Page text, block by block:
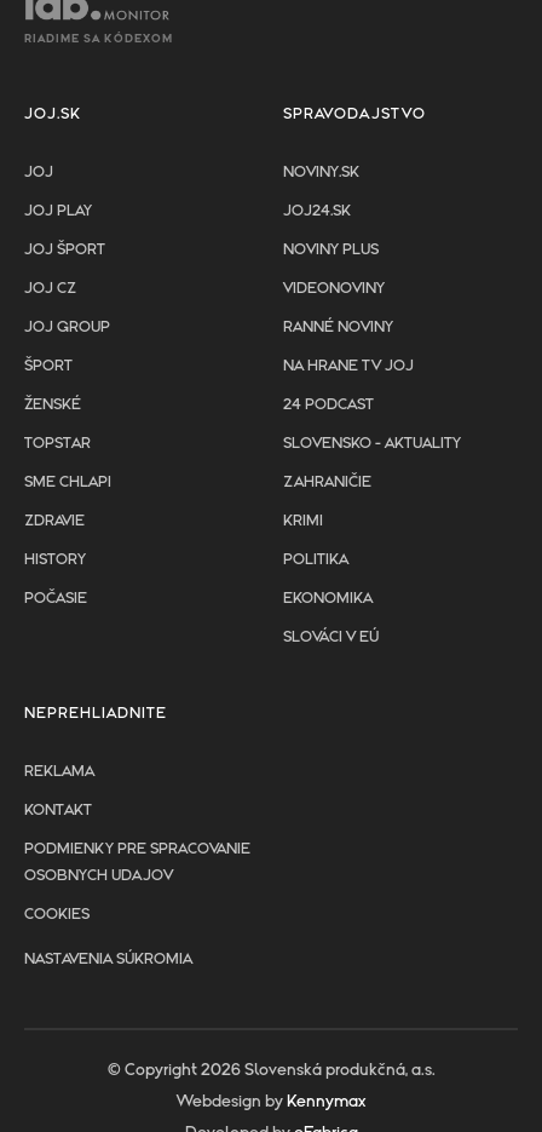
RIADIME SA KÓDEXOM
JOJ.SK
JOJ
JOJ PLAY
JOJ ŠPORT
JOJ CZ
JOJ GROUP
ŠPORT
ŽENSKÉ
TOPSTAR
SME CHLAPI
ZDRAVIE
HISTORY
POČASIE
SPRAVODAJSTVO
NOVINY.SK
JOJ24.SK
NOVINY PLUS
VIDEONOVINY
RANNÉ NOVINY
NA HRANE TV JOJ
24 PODCAST
SLOVENSKO - AKTUALITY
ZAHRANIČIE
KRIMI
POLITIKA
EKONOMIKA
SLOVÁCI V EÚ
NEPREHLIADNITE
REKLAMA
KONTAKT
PODMIENKY PRE SPRACOVANIE
OSOBNYCH UDAJOV
COOKIES
NASTAVENIA SÚKROMIA
© Copyright 2026 Slovenská produkčná, a.s.
Webdesign by Kennymax